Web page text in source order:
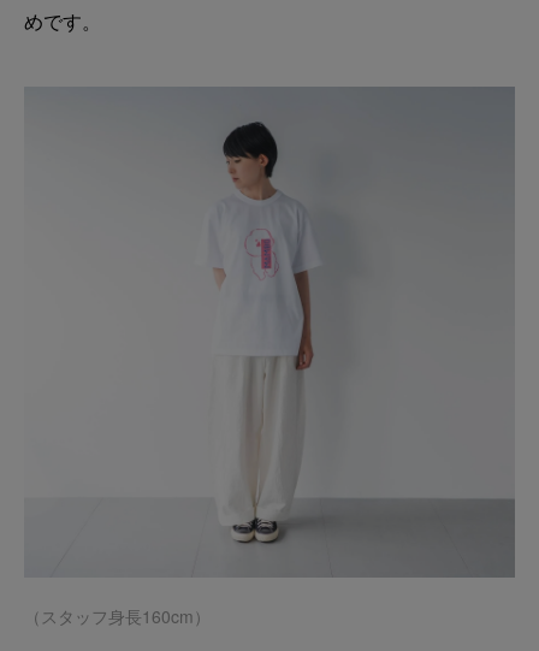
めです。
（スタッフ身長160cm）